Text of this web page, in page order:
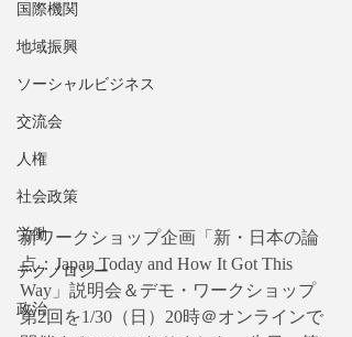
国際機関
地域振興
ソーシャルビジネス
交流会
人権
社会政策
労働
テクノロジー
政治
新ワークショップ企画「新・日本の論
点：Japan Today and How It Got This
Way」説明会＆デモ・ワークショップ
第2回を1/30（日）20時＠オンラインで